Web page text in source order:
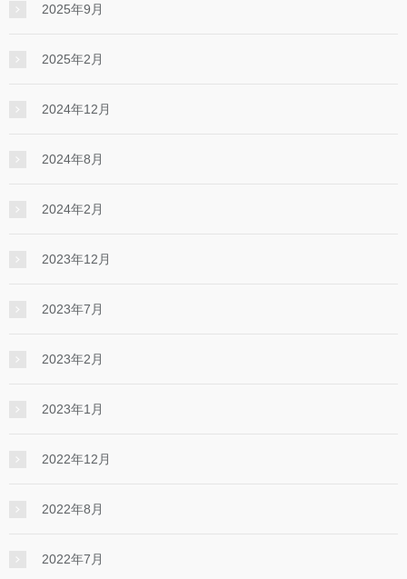
2025年9月
2025年2月
2024年12月
2024年8月
2024年2月
2023年12月
2023年7月
2023年2月
2023年1月
2022年12月
2022年8月
2022年7月